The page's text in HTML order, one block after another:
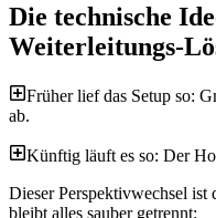
Die technische
Weiterleitungs-
Früher lief das Setup so:
ab.
Künftig läuft es so: Der
Dieser Perspektivwechsel ist
bleibt alles sauber getrennt: